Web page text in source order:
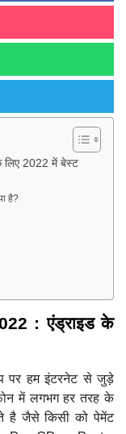
2022 में बेस्ट
है?
: एंड्राइड के
पर हम इंटरनेट से जुड़े
में लगभग हर तरह के
है जैसे किसी को पेमेंट